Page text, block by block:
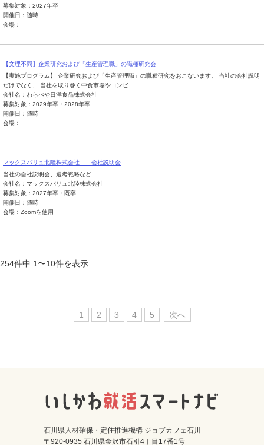
募集対象：2027年卒
開催日：随時
会場：
【文理不問】企業研究および「生産管理職」の職種研究会
【実施プログラム】 企業研究および「生産管理職」の職種研究をおこないます。 当社の会社説明
だけでなく、 当社を取り巻く中食市場やコンビニ...
会社名：わらべや日洋食品株式会社
募集対象：2029年卒・2028年卒
開催日：随時
会場：
マックスバリュ北陸株式会社 会社説明会
当社の会社説明会、選考戦略など
会社名：マックスバリュ北陸株式会社
募集対象：2027年卒・既卒
開催日：随時
会場：Zoomを使用
254件中 1〜10件を表示
1 2 3 4 5 次へ
石川県人材確保・定住推進機構 ジョブカフェ石川
〒920-0935 石川県金沢市石引4丁目17番1号